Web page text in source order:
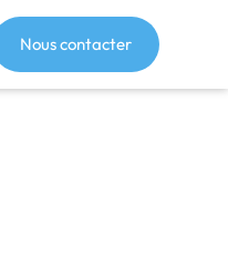
Nous contacter